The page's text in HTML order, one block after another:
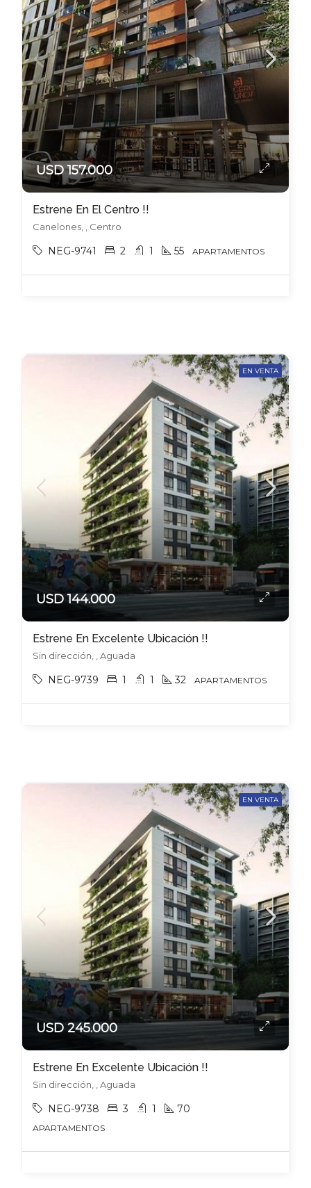
USD 157.000
Estrene En El Centro !!
Canelones, , Centro
NEG-9741 2 1 55 APARTAMENTOS
EN VENTA
USD 144.000
Estrene En Excelente Ubicación !!
Sin dirección, , Aguada
NEG-9739 1 1 32 APARTAMENTOS
EN VENTA
USD 245.000
Estrene En Excelente Ubicación !!
Sin dirección, , Aguada
NEG-9738 3 1 70
APARTAMENTOS